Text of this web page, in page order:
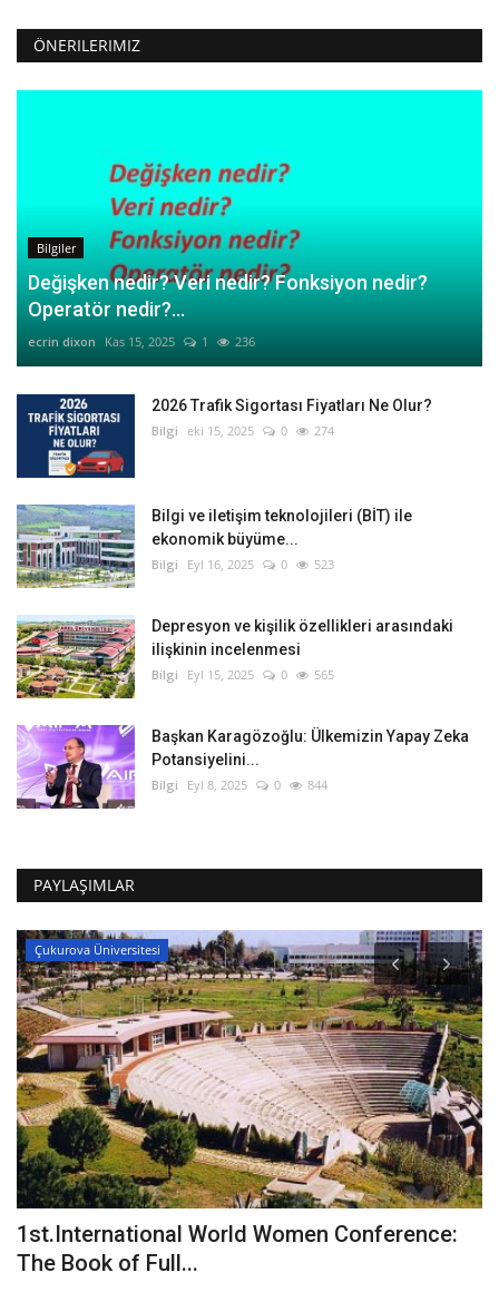
ÖNERILERIMIZ
Bilgiler
Değişken nedir? Veri nedir? Fonksiyon nedir?
Operatör nedir?...
ecrin dixon Kas 15, 2025 1 236
2026 Trafik Sigortası Fiyatları Ne Olur?
Bilgi eki 15, 2025 0 274
Bilgi ve iletişim teknolojileri (BİT) ile
ekonomik büyüme...
Bilgi Eyl 16, 2025 0 523
Depresyon ve kişilik özellikleri arasındaki
ilişkinin incelenmesi
Bilgi Eyl 15, 2025 0 565
Başkan Karagözoğlu: Ülkemizin Yapay Zeka
Potansiyelini...
Bilgi Eyl 8, 2025 0 844
PAYLAŞIMLAR
Çukurova Üniversitesi
1st.International World Women Conference:
The Book of Full...